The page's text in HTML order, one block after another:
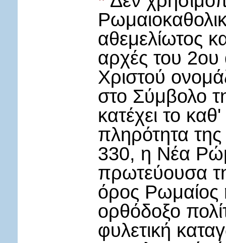
αθεμελίωτος
αρχές του 2ου
Χριστού
στο Σύμβολο
κατέχει το
πληρότητα
330, η Νέα
πρωτεύουσα
όρος
ορθόδοξο
φυλετική